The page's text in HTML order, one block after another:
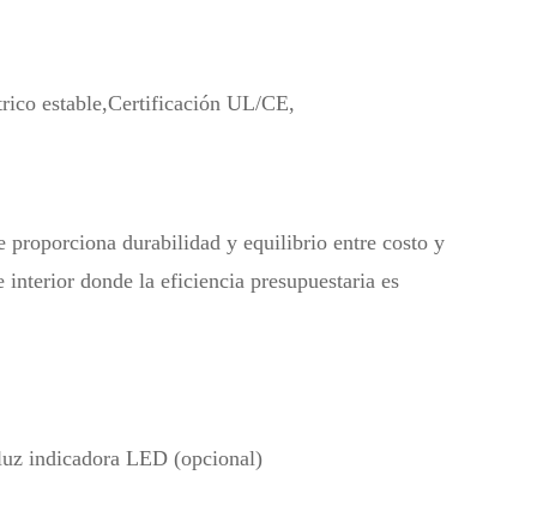
estable,Certificación UL/CE,
proporciona durabilidad y equilibrio entre costo y
donde la eficiencia presupuestaria es
indicadora LED (opcional)